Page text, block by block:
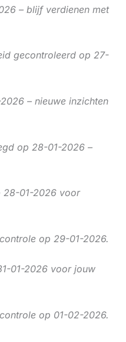
– blijf verdienen met
gecontroleerd op 27-
– nieuwe inzichten
op 28-01-2026 –
28-01-2026 voor
op 29-01-2026.
01-2026 voor jouw
op 01-02-2026.